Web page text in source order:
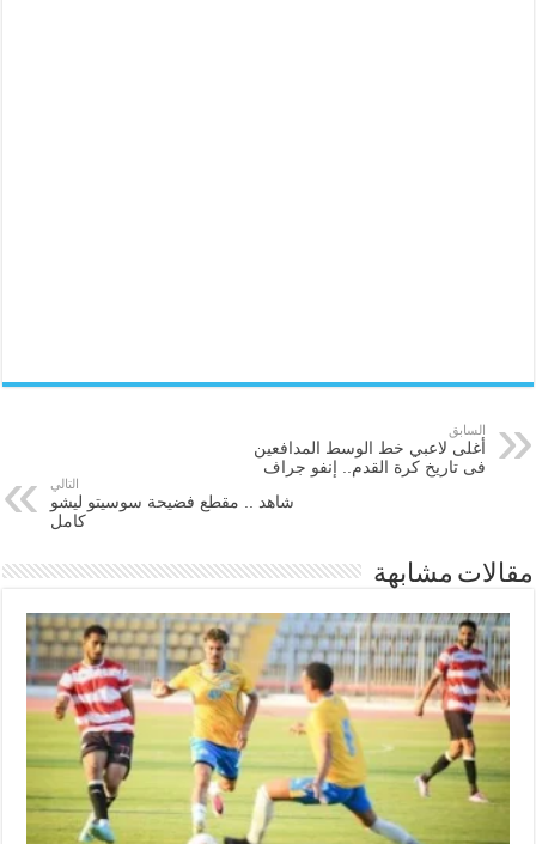
السابق
أغلى لاعبي خط الوسط المدافعين
فى تاريخ كرة القدم.. إنفو جراف
التالي
شاهد .. مقطع فضيحة سوسيتو ليشو
كامل
مقالات مشابهة